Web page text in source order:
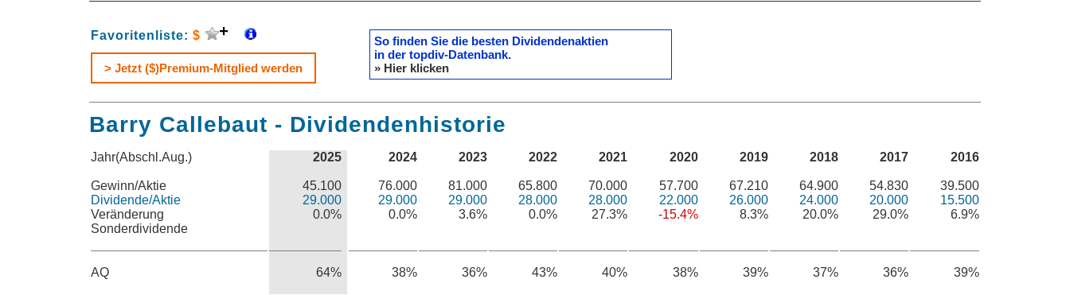
Favoritenliste: $
> Jetzt ($)Premium-Mitglied werden
So finden Sie die besten Dividendenaktien
in der topdiv-Datenbank.
» Hier klicken
Barry Callebaut - Dividendenhistorie
Jahr(Abschl.Aug.)
Gewinn/Aktie
Dividende/Aktie
Veränderung
Sonderdividende
AQ
2025
45.100
29.000
0.0%
64%
2024
76.000
29.000
0.0%
38%
2023
81.000
29.000
3.6%
36%
2022
65.800
28.000
0.0%
43%
2021
70.000
28.000
27.3%
40%
2020
57.700
22.000
-15.4%
38%
2019
67.210
26.000
8.3%
39%
2018
64.900
24.000
20.0%
37%
2017
54.830
20.000
29.0%
36%
2016
39.500
15.500
6.9%
39%